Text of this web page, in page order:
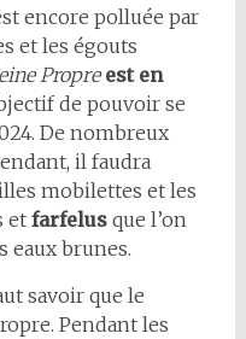
encore polluée par
et les égouts
Propre est en
de pouvoir se
De nombreux
il faudra
mobilettes et les
etfarfelus que l’on
eaux brunes.
savoir que le
Pendant les